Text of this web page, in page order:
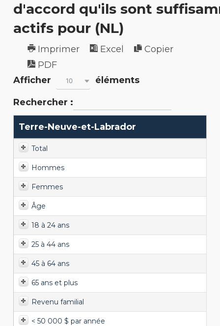
d'accord qu'ils sont
actifs pour (NL)
Imprimer Excel
Copier
PDF
Afficher
10 éléments
Rechercher :
Terre-Neuve-et-Labrador
Total
Hommes
Femmes
Âge
18 à 24 ans
25 à 44 ans
45 à 64 ans
65 ans et plus
Revenu familial
< 50 000 $ par année